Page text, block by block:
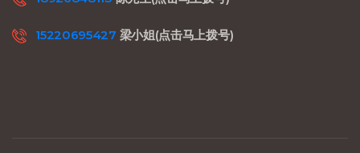
15220695427 梁小姐(点击马上拨号)